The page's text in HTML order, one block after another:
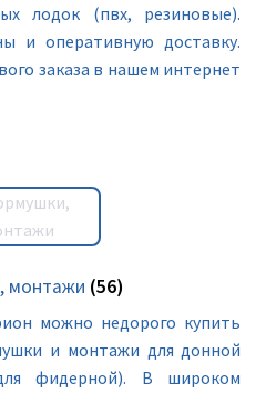
лодок (пвх, резиновые).
и оперативную доставку.
заказа в нашем интернет
монтажи (56)
можно недорого купить
и монтажи для донной
фидерной). В широком